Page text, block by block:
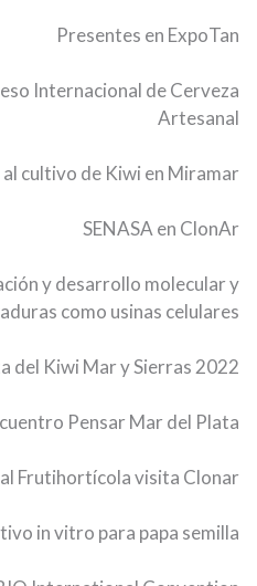
Presentes en ExpoTan
Internacional de Cerveza
Artesanal
cultivo de Kiwi en Miramar
SENASA en ClonAr
y desarrollo molecular y
como usinas celulares
del Kiwi Mar y Sierras 2022
Pensar Mar del Plata
Frutihortícola visita Clonar
in vitro para papa semilla